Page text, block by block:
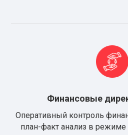
Финансовые
Оперативный контроль
план-факт анализ в